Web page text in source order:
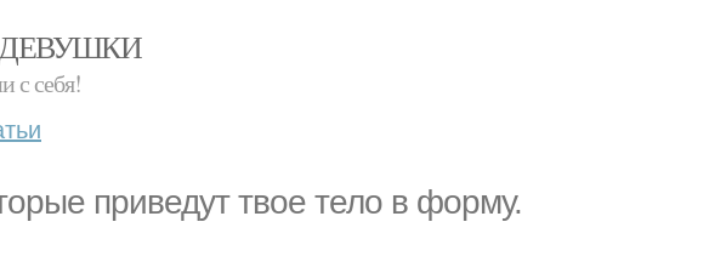
ДЕВУШКИ
с себя!
приведут твое тело в форму.